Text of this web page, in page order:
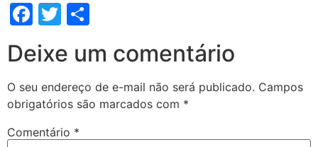
Facebook
Twitter
Deixe um comentário
O seu endereço de e-mail não será publicado. Campos
obrigatórios são marcados com *
Comentário *